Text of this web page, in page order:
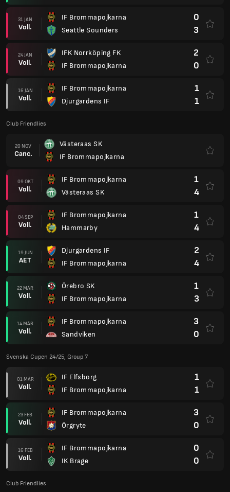
31 JAN
Voll.
IF Brommapojkarna
Seattle Sounders
0
3
24 JAN
Voll.
IFK Norrköping FK
IF Brommapojkarna
2
0
16 JAN
Voll.
IF Brommapojkarna
Djurgardens IF
1
1
Club Friendlies
20 NOV
Canc.
Västeraas SK
IF Brommapojkarna
09 OKT
Voll.
IF Brommapojkarna
Västeraas SK
1
4
04 SEP
Voll.
IF Brommapojkarna
Hammarby
1
4
19 JUN
AET
Djurgardens IF
IF Brommapojkarna
2
4
22 MÄR
Voll.
Örebro SK
IF Brommapojkarna
1
3
14 MÄR
Voll.
IF Brommapojkarna
Sandviken
3
0
Svenska Cupen 24/25, Group 7
01 MÄR
Voll.
IF Elfsborg
IF Brommapojkarna
1
1
23 FEB
Voll.
IF Brommapojkarna
Örgryte
3
0
16 FEB
Voll.
IF Brommapojkarna
IK Brage
0
0
Club Friendlies